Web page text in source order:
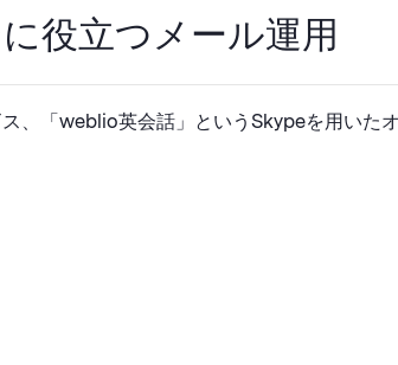
役立つメール運用
、「weblio英会話」というSkypeを用いた